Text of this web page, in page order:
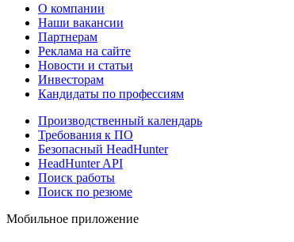
О компании
Наши вакансии
Партнерам
Реклама на сайте
Новости и статьи
Инвесторам
Кандидаты по профессиям
Производственный календарь
Требования к ПО
Безопасный HeadHunter
HeadHunter API
Поиск работы
Поиск по резюме
Мобильное приложение